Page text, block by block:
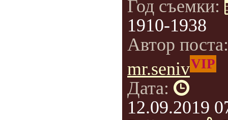
Год съемки:
1910-1938
Автор
mr.senivVIP
Дата:
12.09.2019